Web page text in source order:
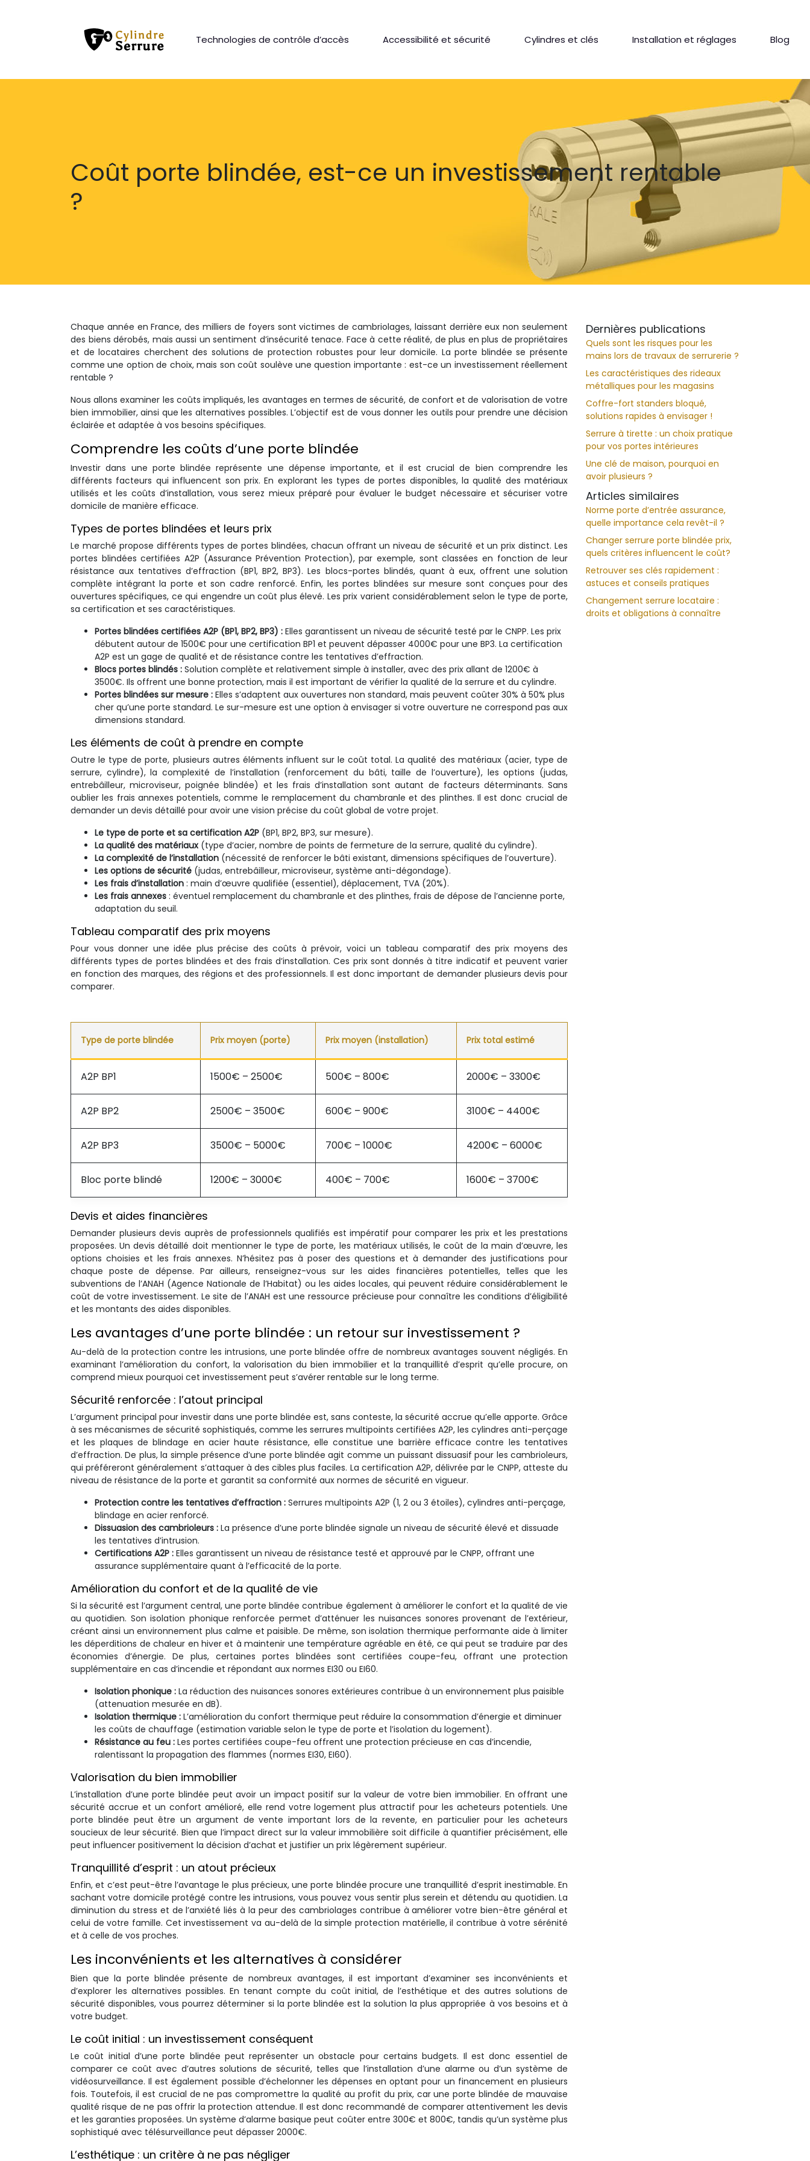
Technologies de contrôle d’accès Accessibilité et sécurité Cylindres et clés Installation et réglages Blog
Coût porte blindée, est-ce un investissement rentable
?
Chaque année en France, des milliers de foyers sont victimes de cambriolages, laissant derrière eux non seulement
des biens dérobés, mais aussi un sentiment d’insécurité tenace. Face à cette réalité, de plus en plus de propriétaires
et de locataires cherchent des solutions de protection robustes pour leur domicile. La porte blindée se présente
comme une option de choix, mais son coût soulève une question importante : est-ce un investissement réellement
rentable ?
Nous allons examiner les coûts impliqués, les avantages en termes de sécurité, de confort et de valorisation de votre
bien immobilier, ainsi que les alternatives possibles. L’objectif est de vous donner les outils pour prendre une décision
éclairée et adaptée à vos besoins spécifiques.
Comprendre les coûts d’une porte blindée
Investir dans une porte blindée représente une dépense importante, et il est crucial de bien comprendre les
différents facteurs qui influencent son prix. En explorant les types de portes disponibles, la qualité des matériaux
utilisés et les coûts d’installation, vous serez mieux préparé pour évaluer le budget nécessaire et sécuriser votre
domicile de manière efficace.
Types de portes blindées et leurs prix
Le marché propose différents types de portes blindées, chacun offrant un niveau de sécurité et un prix distinct. Les
portes blindées certifiées A2P (Assurance Prévention Protection), par exemple, sont classées en fonction de leur
résistance aux tentatives d’effraction (BP1, BP2, BP3). Les blocs-portes blindés, quant à eux, offrent une solution
complète intégrant la porte et son cadre renforcé. Enfin, les portes blindées sur mesure sont conçues pour des
ouvertures spécifiques, ce qui engendre un coût plus élevé. Les prix varient considérablement selon le type de porte,
sa certification et ses caractéristiques.
Portes blindées certifiées A2P (BP1, BP2, BP3) : Elles garantissent un niveau de sécurité testé par le CNPP. Les prix
débutent autour de 1500€ pour une certification BP1 et peuvent dépasser 4000€ pour une BP3. La certification
A2P est un gage de qualité et de résistance contre les tentatives d’effraction.
Blocs portes blindés : Solution complète et relativement simple à installer, avec des prix allant de 1200€ à
3500€. Ils offrent une bonne protection, mais il est important de vérifier la qualité de la serrure et du cylindre.
Portes blindées sur mesure : Elles s’adaptent aux ouvertures non standard, mais peuvent coûter 30% à 50% plus
cher qu’une porte standard. Le sur-mesure est une option à envisager si votre ouverture ne correspond pas aux
dimensions standard.
Les éléments de coût à prendre en compte
Outre le type de porte, plusieurs autres éléments influent sur le coût total. La qualité des matériaux (acier, type de
serrure, cylindre), la complexité de l’installation (renforcement du bâti, taille de l’ouverture), les options (judas,
entrebâilleur, microviseur, poignée blindée) et les frais d’installation sont autant de facteurs déterminants. Sans
oublier les frais annexes potentiels, comme le remplacement du chambranle et des plinthes. Il est donc crucial de
demander un devis détaillé pour avoir une vision précise du coût global de votre projet.
Le type de porte et sa certification A2P (BP1, BP2, BP3, sur mesure).
La qualité des matériaux (type d’acier, nombre de points de fermeture de la serrure, qualité du cylindre).
La complexité de l’installation (nécessité de renforcer le bâti existant, dimensions spécifiques de l’ouverture).
Les options de sécurité (judas, entrebâilleur, microviseur, système anti-dégondage).
Les frais d’installation : main d’œuvre qualifiée (essentiel), déplacement, TVA (20%).
Les frais annexes : éventuel remplacement du chambranle et des plinthes, frais de dépose de l’ancienne porte,
adaptation du seuil.
Tableau comparatif des prix moyens
Pour vous donner une idée plus précise des coûts à prévoir, voici un tableau comparatif des prix moyens des
différents types de portes blindées et des frais d’installation. Ces prix sont donnés à titre indicatif et peuvent varier
en fonction des marques, des régions et des professionnels. Il est donc important de demander plusieurs devis pour
comparer.
Type de porte blindée Prix moyen (porte) Prix moyen (installation) Prix total estimé
A2P BP1 1500€ – 2500€ 500€ – 800€ 2000€ – 3300€
A2P BP2 2500€ – 3500€ 600€ – 900€ 3100€ – 4400€
A2P BP3 3500€ – 5000€ 700€ – 1000€ 4200€ – 6000€
Bloc porte blindé 1200€ – 3000€ 400€ – 700€ 1600€ – 3700€
Devis et aides financières
Demander plusieurs devis auprès de professionnels qualifiés est impératif pour comparer les prix et les prestations
proposées. Un devis détaillé doit mentionner le type de porte, les matériaux utilisés, le coût de la main d’œuvre, les
options choisies et les frais annexes. N’hésitez pas à poser des questions et à demander des justifications pour
chaque poste de dépense. Par ailleurs, renseignez-vous sur les aides financières potentielles, telles que les
subventions de l’ANAH (Agence Nationale de l’Habitat) ou les aides locales, qui peuvent réduire considérablement le
coût de votre investissement. Le site de l’ANAH est une ressource précieuse pour connaître les conditions d’éligibilité
et les montants des aides disponibles.
Les avantages d’une porte blindée : un retour sur investissement ?
Au-delà de la protection contre les intrusions, une porte blindée offre de nombreux avantages souvent négligés. En
examinant l’amélioration du confort, la valorisation du bien immobilier et la tranquillité d’esprit qu’elle procure, on
comprend mieux pourquoi cet investissement peut s’avérer rentable sur le long terme.
Sécurité renforcée : l’atout principal
L’argument principal pour investir dans une porte blindée est, sans conteste, la sécurité accrue qu’elle apporte. Grâce
à ses mécanismes de sécurité sophistiqués, comme les serrures multipoints certifiées A2P, les cylindres anti-perçage
et les plaques de blindage en acier haute résistance, elle constitue une barrière efficace contre les tentatives
d’effraction. De plus, la simple présence d’une porte blindée agit comme un puissant dissuasif pour les cambrioleurs,
qui préféreront généralement s’attaquer à des cibles plus faciles. La certification A2P, délivrée par le CNPP, atteste du
niveau de résistance de la porte et garantit sa conformité aux normes de sécurité en vigueur.
Protection contre les tentatives d’effraction : Serrures multipoints A2P (1, 2 ou 3 étoiles), cylindres anti-perçage,
blindage en acier renforcé.
Dissuasion des cambrioleurs : La présence d’une porte blindée signale un niveau de sécurité élevé et dissuade
les tentatives d’intrusion.
Certifications A2P : Elles garantissent un niveau de résistance testé et approuvé par le CNPP, offrant une
assurance supplémentaire quant à l’efficacité de la porte.
Amélioration du confort et de la qualité de vie
Si la sécurité est l’argument central, une porte blindée contribue également à améliorer le confort et la qualité de vie
au quotidien. Son isolation phonique renforcée permet d’atténuer les nuisances sonores provenant de l’extérieur,
créant ainsi un environnement plus calme et paisible. De même, son isolation thermique performante aide à limiter
les déperditions de chaleur en hiver et à maintenir une température agréable en été, ce qui peut se traduire par des
économies d’énergie. De plus, certaines portes blindées sont certifiées coupe-feu, offrant une protection
supplémentaire en cas d’incendie et répondant aux normes EI30 ou EI60.
Isolation phonique : La réduction des nuisances sonores extérieures contribue à un environnement plus paisible
(attenuation mesurée en dB).
Isolation thermique : L’amélioration du confort thermique peut réduire la consommation d’énergie et diminuer
les coûts de chauffage (estimation variable selon le type de porte et l’isolation du logement).
Résistance au feu : Les portes certifiées coupe-feu offrent une protection précieuse en cas d’incendie,
ralentissant la propagation des flammes (normes EI30, EI60).
Valorisation du bien immobilier
L’installation d’une porte blindée peut avoir un impact positif sur la valeur de votre bien immobilier. En offrant une
sécurité accrue et un confort amélioré, elle rend votre logement plus attractif pour les acheteurs potentiels. Une
porte blindée peut être un argument de vente important lors de la revente, en particulier pour les acheteurs
soucieux de leur sécurité. Bien que l’impact direct sur la valeur immobilière soit difficile à quantifier précisément, elle
peut influencer positivement la décision d’achat et justifier un prix légèrement supérieur.
Tranquillité d’esprit : un atout précieux
Enfin, et c’est peut-être l’avantage le plus précieux, une porte blindée procure une tranquillité d’esprit inestimable. En
sachant votre domicile protégé contre les intrusions, vous pouvez vous sentir plus serein et détendu au quotidien. La
diminution du stress et de l’anxiété liés à la peur des cambriolages contribue à améliorer votre bien-être général et
celui de votre famille. Cet investissement va au-delà de la simple protection matérielle, il contribue à votre sérénité
et à celle de vos proches.
Les inconvénients et les alternatives à considérer
Bien que la porte blindée présente de nombreux avantages, il est important d’examiner ses inconvénients et
d’explorer les alternatives possibles. En tenant compte du coût initial, de l’esthétique et des autres solutions de
sécurité disponibles, vous pourrez déterminer si la porte blindée est la solution la plus appropriée à vos besoins et à
votre budget.
Le coût initial : un investissement conséquent
Le coût initial d’une porte blindée peut représenter un obstacle pour certains budgets. Il est donc essentiel de
comparer ce coût avec d’autres solutions de sécurité, telles que l’installation d’une alarme ou d’un système de
vidéosurveillance. Il est également possible d’échelonner les dépenses en optant pour un financement en plusieurs
fois. Toutefois, il est crucial de ne pas compromettre la qualité au profit du prix, car une porte blindée de mauvaise
qualité risque de ne pas offrir la protection attendue. Il est donc recommandé de comparer attentivement les devis
et les garanties proposées. Un système d’alarme basique peut coûter entre 300€ et 800€, tandis qu’un système plus
sophistiqué avec télésurveillance peut dépasser 2000€.
L’esthétique : un critère à ne pas négliger
Dernières publications
Quels sont les risques pour les
mains lors de travaux de serrurerie ?
Les caractéristiques des rideaux
métalliques pour les magasins
Coffre-fort standers bloqué,
solutions rapides à envisager !
Serrure à tirette : un choix pratique
pour vos portes intérieures
Une clé de maison, pourquoi en
avoir plusieurs ?
Articles similaires
Norme porte d’entrée assurance,
quelle importance cela revêt-il ?
Changer serrure porte blindée prix,
quels critères influencent le coût?
Retrouver ses clés rapidement :
astuces et conseils pratiques
Changement serrure locataire :
droits et obligations à connaître